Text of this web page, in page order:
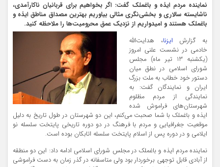
نماینده مردم ایذه و باغملک گفت: اگر بخواهیم برای قربانیان ناکارآمدی،
ناشایسته سالاری و بخشی‌نگری مثالی بیاوریم بهترین مصداق مناطق ایذه و
باغملک هستند و امیدواریم از نزدیک عمق محرومیت‌ها را ملاحظه کنید.
به گزارش ایزنا، هدایت‌الله
خادمی در نشست علنی امروز
(یکشنبه 13 تیر ماه) مجلس
شورای اسلامی در نطق میان
دستور خود خطاب به ملت بزرگ
ایران و نمایندگان گفت: به
نمایندگی از مردم مظلوم
شهرستان‌های فراموش شده
ایذه و باغملک با شما صحبت می‌کنم، این دو شهرستان در طول تاریخ به دلیل
موقعیت جغرافیایی و مردم با فرهنگ در دو دوره تاریخی پایتخت سلسله نو
ایلامی و در دوره پس از اسلام پایتخت سلسله اتابکان بوده است.
نماینده مردم ایذه و باغملک در مجلس شورای اسلامی ادامه داد: این دو منطقه
از آبادی قابل توجهی برخوردار بود ولی متاسفانه در گذر زمان به دست فراموشی